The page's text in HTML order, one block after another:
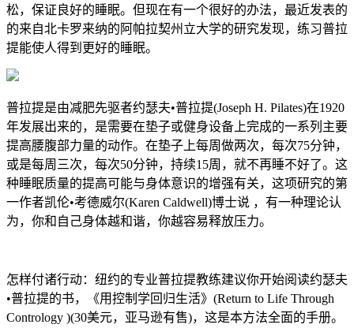
松，保证良好的睡眠。但现在有一个很好的办法，最近发表的
的来自北卡罗来纳的阿帕拉契州立大学的研究发现，练习普拉
提能使人得到更好的睡眠。
普拉提是由减肥先驱者约瑟夫•普拉提(Joseph H. Pilates)在1920
年发展出来的，是需要在垫子或健身设备上完成的一系列主要
提高腰腹部力量的动作。在垫子上每周做两次，每次75分钟，
或是每周三次，每次50分钟，持续15周，就不再睡不好了。这
种睡眠质量的提高可能与身体意识的增强有关，这项研究的第
一作者凯伦•考德威尔(Karen Caldwell)博士说 ，有一种理论认
为，你和自己身体越和谐，你越容易释放压力。
怎样付诸行动：纽约的专业普拉提教练建议你开始阅读约瑟夫
•普拉提的书，《用控制学回归生活》(Return to Life Through
Contrology )(30美元，亚马逊有售)，这是本方法全面的手册。